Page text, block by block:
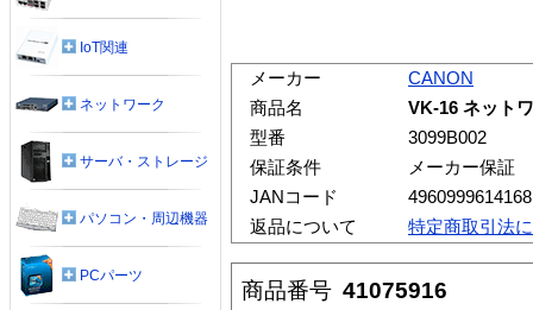
メーカー
CANON
商品名
VK-16 ネット
型番
3099B002
保証条件
メーカー保証
JANコード
4960999614168
返品について
特定商取引法
商品番号 41075916
IoT関連
ネットワーク
サーバ・ストレージ
パソコン・周辺機器
PCパーツ